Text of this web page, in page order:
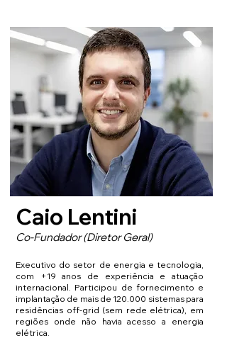
Caio Lentini
Co-Fundador (Diretor Geral)
Executivo do setor de energia e tecnologia,
com +19 anos de experiência e atuação
internacional. Participou de fornecimento e
implantação de mais de 120.000 sistemas para
residências off-grid (sem rede elétrica), em
regiões onde não havia acesso a energia
elétrica.​